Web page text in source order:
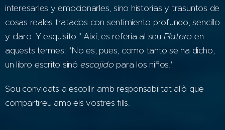
interesarles y emocionarles, sino historias y trasuntos de
cosas reales tratados con sentimiento profundo, sencillo
y claro. Y esquisito." Així, es referia al seu Platero en
aquests termes: "No es, pues, como tanto se ha dicho,
un libro escrito sinó escojidopara los niños."
Sou convidats a escollir amb responsabilitat allò que
compartireu amb els vostres fills.